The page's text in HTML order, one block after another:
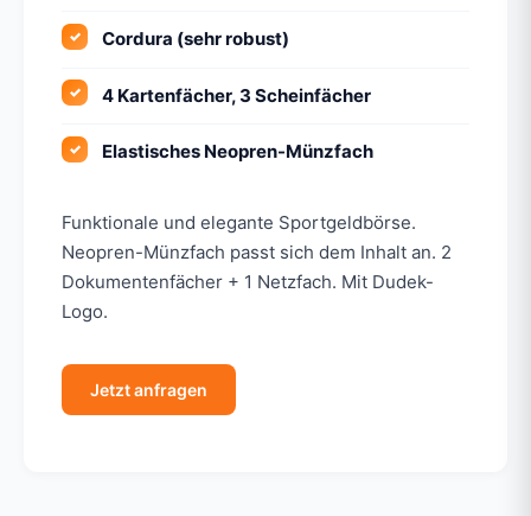
Cordura (sehr robust)
4 Kartenfächer, 3 Scheinfächer
Elastisches Neopren-Münzfach
Funktionale und elegante Sportgeldbörse.
Neopren-Münzfach passt sich dem Inhalt an. 2
Dokumentenfächer + 1 Netzfach. Mit Dudek-
Logo.
Jetzt anfragen